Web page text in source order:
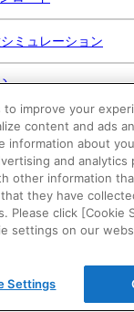
ミュレーション
様向けサイト
to improve your
content and ads
information about
and analytics
other information
they have
Please click [Cookie
settings on our
Settings